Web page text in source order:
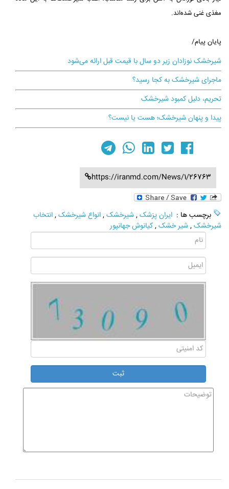
مغذی غنی شده‌اند.
پایان پیام/
شیرخشک نوزادان زیر دو سال با قیمت قبل ارائه می‌شود
ماجرای شیرخشک به کجا رسید؟
تحریم، دلیل کمبود شیرخشک
پیدا و پنهان شیرخشک؛ هست یا نیست؟
https://iranmd.com/News/1/26763
برچسب ها : ایران پزشک,شیرخشک,انواع شیرخشک,انتخاب
شیرخشک,شیر خشک,کیانوش جهانپور